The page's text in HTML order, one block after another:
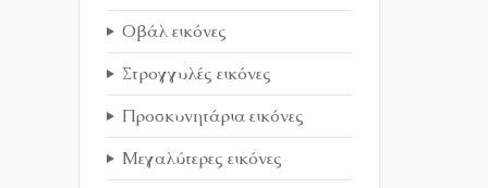
Οβάλ εικόνες
Στρογγυλές εικόνες
Προσκυνητάρια εικόνες
Μεγαλύτερες εικόνες